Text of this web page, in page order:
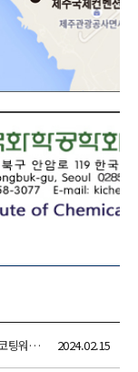
[이동현상부문위원회] 제14회 아시안코팅워크샵 2024 (Asian Coating Workshop (ACW) 2024) 2024.02.15